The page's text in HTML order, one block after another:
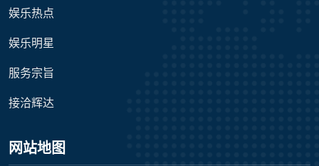
娱乐热点
娱乐明星
服务宗旨
接洽辉达
网站地图